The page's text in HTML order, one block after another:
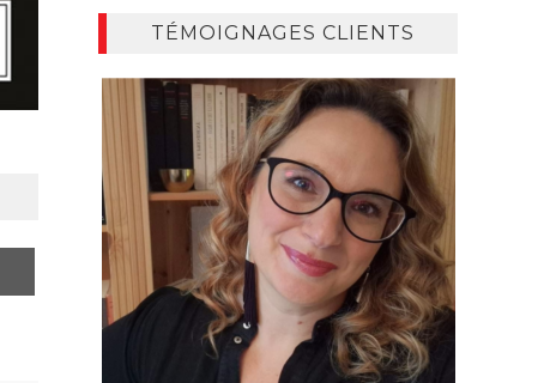
TÉMOIGNAGES CLIENTS